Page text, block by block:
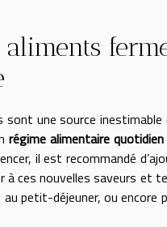
sont une source
régime alimentaire quotidien
il est recommandé
à ces nouvelles saveurs et
petit-déjeuner, ou encore